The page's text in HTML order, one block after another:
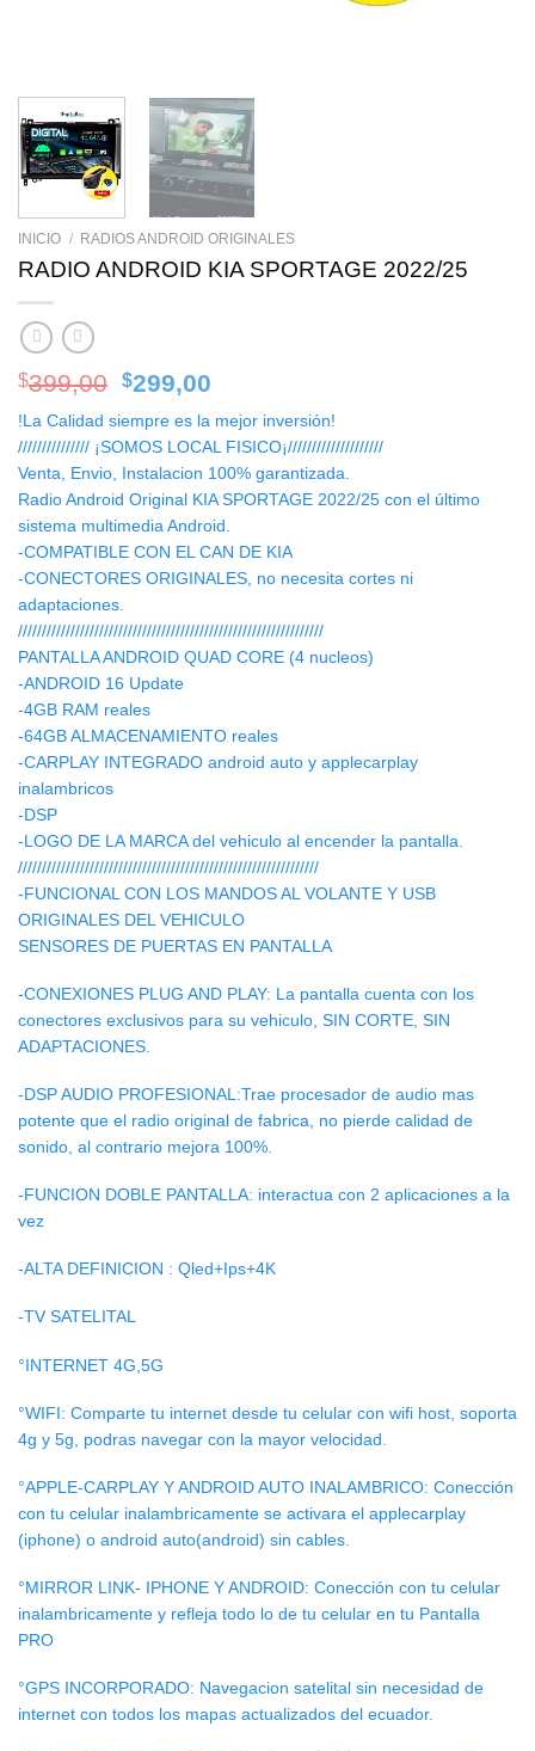
INICIO / RADIOS ANDROID ORIGINALES
RADIO ANDROID KIA SPORTAGE 2022/25
$399,00 Original
price
was:
$399,00.
$299,00
is:
$299,00.
!La Calidad siempre es la mejor inversión!
/////////////// ¡SOMOS LOCAL FISICO¡////////////////////
Venta, Envio, Instalacion 100% garantizada.
Radio Android Original KIA SPORTAGE 2022/25 con el último
sistema multimedia Android.
-COMPATIBLE CON EL CAN DE KIA
-CONECTORES ORIGINALES, no necesita cortes ni
adaptaciones.
////////////////////////////////////////////////////////////////
PANTALLA ANDROID QUAD CORE (4 nucleos)
-ANDROID 16 Update
-4GB RAM reales
-64GB ALMACENAMIENTO reales
-CARPLAY INTEGRADO android auto y applecarplay
inalambricos
-DSP
-LOGO DE LA MARCA del vehiculo al encender la pantalla.
///////////////////////////////////////////////////////////////
-FUNCIONAL CON LOS MANDOS AL VOLANTE Y USB
ORIGINALES DEL VEHICULO
SENSORES DE PUERTAS EN PANTALLA
-CONEXIONES PLUG AND PLAY: La pantalla cuenta con los
conectores exclusivos para su vehiculo, SIN CORTE, SIN
ADAPTACIONES.
-DSP AUDIO PROFESIONAL:Trae procesador de audio mas
potente que el radio original de fabrica, no pierde calidad de
sonido, al contrario mejora 100%.
-FUNCION DOBLE PANTALLA: interactua con 2 aplicaciones a la
vez
-ALTA DEFINICION : Qled+Ips+4K
-TV SATELITAL
°INTERNET 4G,5G
°WIFI: Comparte tu internet desde tu celular con wifi host, soporta
4g y 5g, podras navegar con la mayor velocidad.
°APPLE-CARPLAY Y ANDROID AUTO INALAMBRICO: Conección
con tu celular inalambricamente se activara el applecarplay
(iphone) o android auto(android) sin cables.
°MIRROR LINK- IPHONE Y ANDROID: Conección con tu celular
inalambricamente y refleja todo lo de tu celular en tu Pantalla
PRO
°GPS INCORPORADO: Navegacion satelital sin necesidad de
internet con todos los mapas actualizados del ecuador.